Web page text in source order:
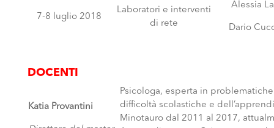
7-8 luglio 2018
Laboratori e interventi
di rete
Alessia
Dario
DOCENTI
Katia Provantini
Psicologa, esperta in
difficoltà scolastiche e
Minotauro dal 2011 al 2017,